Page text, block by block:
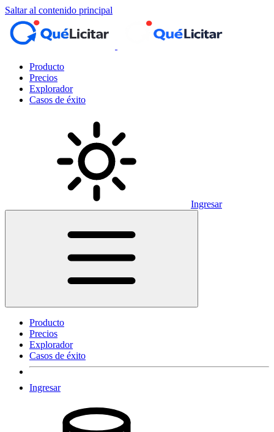
Saltar al contenido principal
Producto
Precios
Explorador
Casos de éxito
Ingresar
Producto
Precios
Explorador
Casos de éxito
Ingresar